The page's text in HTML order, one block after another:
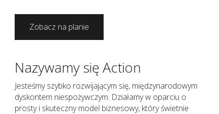
Zobacz na planie
Nazywamy się Action
Jesteśmy szybko rozwijającym się, międzynarodowym
dyskontem niespożywczym. Działamy w oparciu o
prosty i skuteczny model biznesowy, który świetnie